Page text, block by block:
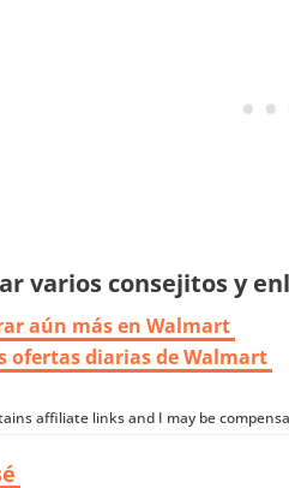
varios consejitos y
aún más en Walmart
ofertas diarias de Walmart
affiliate links and I may be